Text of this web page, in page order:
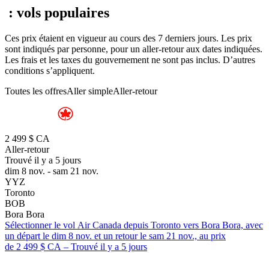
: vols populaires
Ces prix étaient en vigueur au cours des 7 derniers jours. Les prix
sont indiqués par personne, pour un aller-retour aux dates indiquées.
Les frais et les taxes du gouvernement ne sont pas inclus. D’autres
conditions s’appliquent.
Toutes les offresAller simpleAller-retour
2 499 $ CA
Aller-retour
Trouvé il y a 5 jours
dim 8 nov. - sam 21 nov.
YYZ
Toronto
BOB
Bora Bora
Sélectionner le vol Air Canada depuis Toronto vers Bora Bora, avec
un départ le dim 8 nov. et un retour le sam 21 nov., au prix
de 2 499 $ CA – Trouvé il y a 5 jours